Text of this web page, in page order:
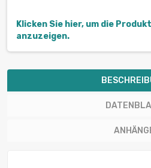
Klicken Sie hier, um die
anzuzeigen.